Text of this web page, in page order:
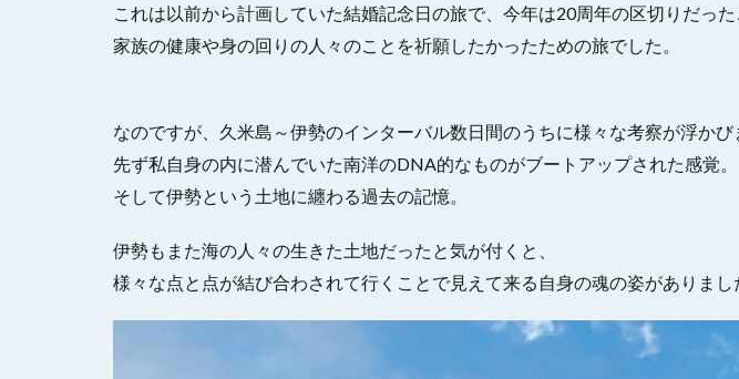
これは以前から計画していた結婚記念日の旅で、今年は20周年の区切りだった
家族の健康や身の回りの人々のことを祈願したかったための旅でした。
なのですが、久米島～伊勢のインターバル数日間のうちに様々な考察が浮かび
先ず私自身の内に潜んでいた南洋のDNA的なものがブートアップされた感覚。
そして伊勢という土地に纏わる過去の記憶。
伊勢もまた海の人々の生きた土地だったと気が付くと、
様々な点と点が結び合わされて行くことで見えて来る自身の魂の姿がありまし